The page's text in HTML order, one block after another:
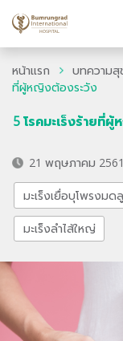
หน้าแรก บทความสุ
ที่ผู้หญิงต้องระวัง
5 โรคมะเร็งร้ายที่
21 พฤษภาคม 2561
มะเร็งเยื่อบุโพรงมด
มะเร็งลำไส้ใหญ่